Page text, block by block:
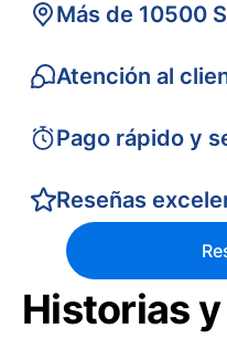
Más de 10500
Atención al
Pago rápido y
Reseñas
Historias